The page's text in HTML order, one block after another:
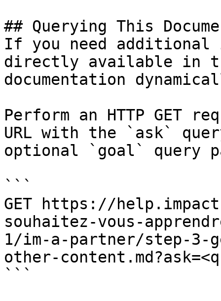
## Querying This
If you need
directly available in
documentation
Perform an HTTP GET
URL with the `ask`
optional `goal` query
```
GET https://
souhaitez-vous-
1/im-a-partner/step-
other-
```